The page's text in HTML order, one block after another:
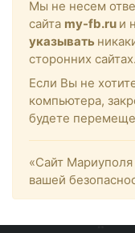
Мы не несем
сайта my-fb.ru и
указывать
сторонних сайтах.
Если Вы не
компьютера,
будете
«Сайт Мариуполя
вашей